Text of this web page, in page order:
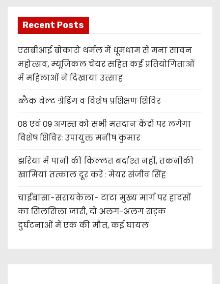
Recent Posts
एसबीआई बोकारो थर्मल में धूमधाम से मना सावन
महोत्सव, म्यूजिकल चेयर सहित कई प्रतियोगिताओं
में महिलाओं ने दिखाया उत्साह
ब्लैक बेल्ट ग्रेडिंग व विशेष प्रशिक्षण शिविर
08 एवं 09 अगस्त को सभी मतदान केंद्रों पर लगेगा
विशेष शिविर: उपायुक्त मनीष कुमार
झरिया में पानी की किल्लत बर्दाश्त नहीं, तकनीकी
खामियां तत्काल दूर करें : मेयर संजीव सिंह
चाईबासा-सरायकेला- टाटा मुख्य मार्ग पर हादसों
का सिलसिला जारी, दो अलग-अलग सड़क
दुर्घटनाओं में एक की मौत, कई घायल